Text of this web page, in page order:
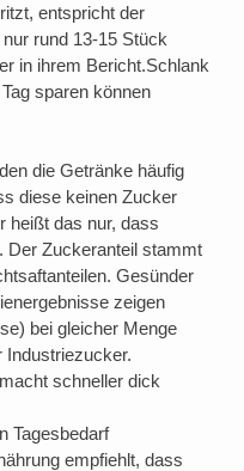
entspricht der
rund 13-15 Stück
in ihrem Bericht.Schlank
sparen können
die Getränke häufig
diese keinen Zucker
heißt das nur, dass
Der Zuckeranteil stammt
Gesünder
zeigen
bei gleicher Menge
schneller dick
Tagesbedarf
empfiehlt, dass